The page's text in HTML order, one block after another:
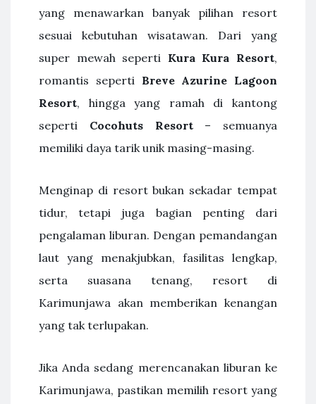
yang menawarkan banyak pilihan resort
sesuai kebutuhan wisatawan. Dari yang
super mewah seperti Kura Kura Resort,
romantis seperti Breve Azurine Lagoon
Resort, hingga yang ramah di kantong
seperti Cocohuts Resort– semuanya
memiliki daya tarik unik masing-masing.
Menginap di resort bukan sekadar tempat
tidur, tetapi juga bagian penting dari
pengalaman liburan. Dengan pemandangan
laut yang menakjubkan, fasilitas lengkap,
serta suasana tenang, resort di
Karimunjawa akan memberikan kenangan
yang tak terlupakan.
Jika Anda sedang merencanakan liburan ke
Karimunjawa, pastikan memilih resort yang